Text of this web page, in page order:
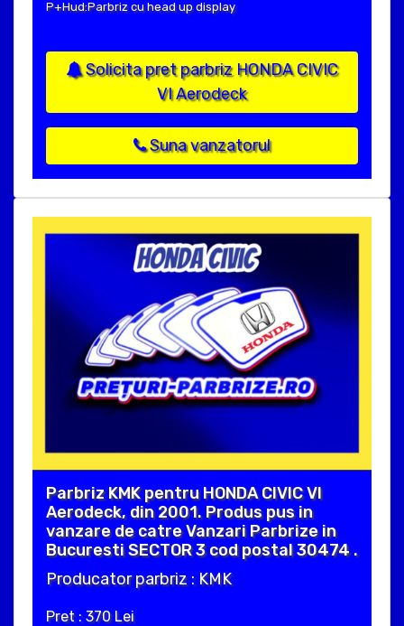
P+Hud:Parbriz cu head up display
Solicita pret parbriz HONDA CIVIC
VI Aerodeck
Suna vanzatorul
Parbriz KMK pentru HONDA CIVIC VI
Aerodeck, din 2001. Produs pus in
vanzare de catre Vanzari Parbrize in
Bucuresti SECTOR 3 cod postal 30474 .
Producator parbriz : KMK
Pret : 370 Lei